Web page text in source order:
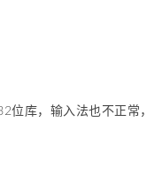
库，输入法也不正常